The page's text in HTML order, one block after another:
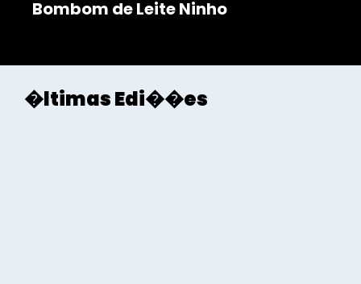
Bombom de Leite Ninho
�ltimas Edi��es